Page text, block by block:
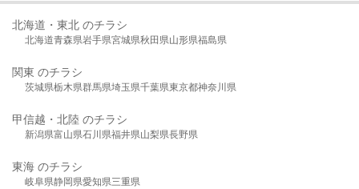
北海道・東北 のチラシ
北海道青森県岩手県宮城県秋田県山形県福島県
関東 のチラシ
茨城県栃木県群馬県埼玉県千葉県東京都神奈川県
甲信越・北陸 のチラシ
新潟県富山県石川県福井県山梨県長野県
東海 のチラシ
岐阜県静岡県愛知県三重県